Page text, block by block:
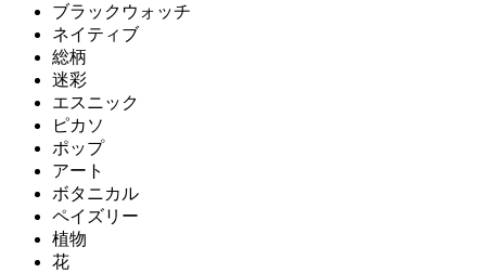
ブラックウォッチ
ネイティブ
総柄
迷彩
エスニック
ピカソ
ポップ
アート
ボタニカル
ペイズリー
植物
花